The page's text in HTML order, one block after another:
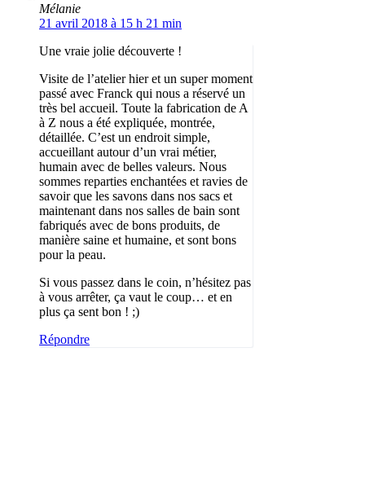
Mélanie
21 avril 2018 à 15 h 21 min
Une vraie jolie découverte !
Visite de l’atelier hier et un super moment
passé avec Franck qui nous a réservé un
très bel accueil. Toute la fabrication de A
à Z nous a été expliquée, montrée,
détaillée. C’est un endroit simple,
accueillant autour d’un vrai métier,
humain avec de belles valeurs. Nous
sommes reparties enchantées et ravies de
savoir que les savons dans nos sacs et
maintenant dans nos salles de bain sont
fabriqués avec de bons produits, de
manière saine et humaine, et sont bons
pour la peau.
Si vous passez dans le coin, n’hésitez pas
à vous arrêter, ça vaut le coup… et en
plus ça sent bon ! ;)
Répondre